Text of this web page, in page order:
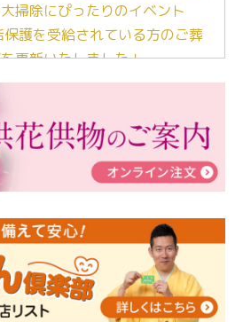
掃除にぴったりのイベント
保護を受給されている方のご葬
更新いたしました！
なるほど教室】「マンガで学
」小さな家族葬ハウス®町田成
ございました！
能登半島地震災害の寄付のご報
養 寄付のご報告
るほど教室＠小さな家族葬ハウ
ングノートを書いてみよう！
創業110周年記念式典 レンブラ